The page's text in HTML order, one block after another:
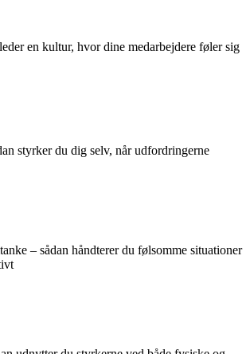
en kultur, hvor dine medarbejdere føler sig
styrker du dig selv, når udfordringerne
– sådan håndterer du følsomme situationer